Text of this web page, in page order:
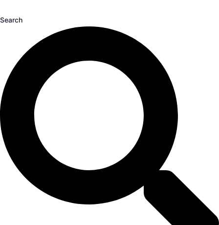
Search